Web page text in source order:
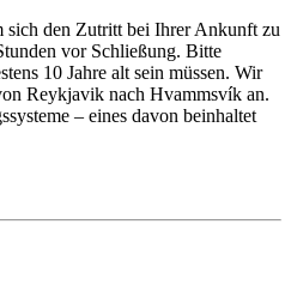
sich den Zutritt bei Ihrer Ankunft zu
vor Schließung. Bitte
10 Jahre alt sein müssen. Wir
Reykjavik nach Hvammsvík an.
– eines davon beinhaltet